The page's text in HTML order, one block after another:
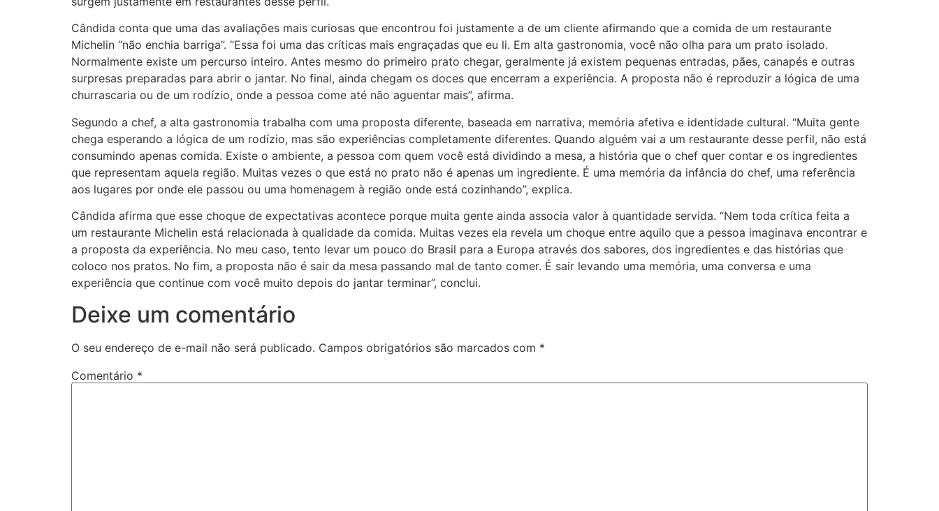
Cândida conta que uma das avaliações mais curiosas que encontrou foi justamente a de um cliente afirmando que a comida de um restaurante
Michelin “não enchia barriga”. “Essa foi uma das críticas mais engraçadas que eu li. Em alta gastronomia, você não olha para um prato isolado.
Normalmente existe um percurso inteiro. Antes mesmo do primeiro prato chegar, geralmente já existem pequenas entradas, pães, canapés e outras
surpresas preparadas para abrir o jantar. No final, ainda chegam os doces que encerram a experiência. A proposta não é reproduzir a lógica de uma
churrascaria ou de um rodízio, onde a pessoa come até não aguentar mais”, afirma.
Segundo a chef, a alta gastronomia trabalha com uma proposta diferente, baseada em narrativa, memória afetiva e identidade cultural. “Muita gente
chega esperando a lógica de um rodízio, mas são experiências completamente diferentes. Quando alguém vai a um restaurante desse perfil, não está
consumindo apenas comida. Existe o ambiente, a pessoa com quem você está dividindo a mesa, a história que o chef quer contar e os ingredientes
que representam aquela região. Muitas vezes o que está no prato não é apenas um ingrediente. É uma memória da infância do chef, uma referência
aos lugares por onde ele passou ou uma homenagem à região onde está cozinhando”, explica.
Cândida afirma que esse choque de expectativas acontece porque muita gente ainda associa valor à quantidade servida. “Nem toda crítica feita a
um restaurante Michelin está relacionada à qualidade da comida. Muitas vezes ela revela um choque entre aquilo que a pessoa imaginava encontrar e
a proposta da experiência. No meu caso, tento levar um pouco do Brasil para a Europa através dos sabores, dos ingredientes e das histórias que
coloco nos pratos. No fim, a proposta não é sair da mesa passando mal de tanto comer. É sair levando uma memória, uma conversa e uma
experiência que continue com você muito depois do jantar terminar”, conclui.
Deixe um comentário
O seu endereço de e-mail não será publicado. Campos obrigatórios são marcados com *
Comentário *